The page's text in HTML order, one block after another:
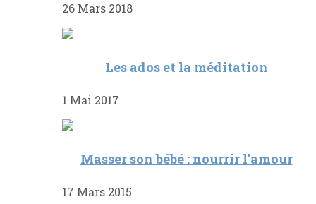
26 Mars 2018
Les ados et la méditation
1 Mai 2017
Masser son bébé : nourrir l'amour
17 Mars 2015